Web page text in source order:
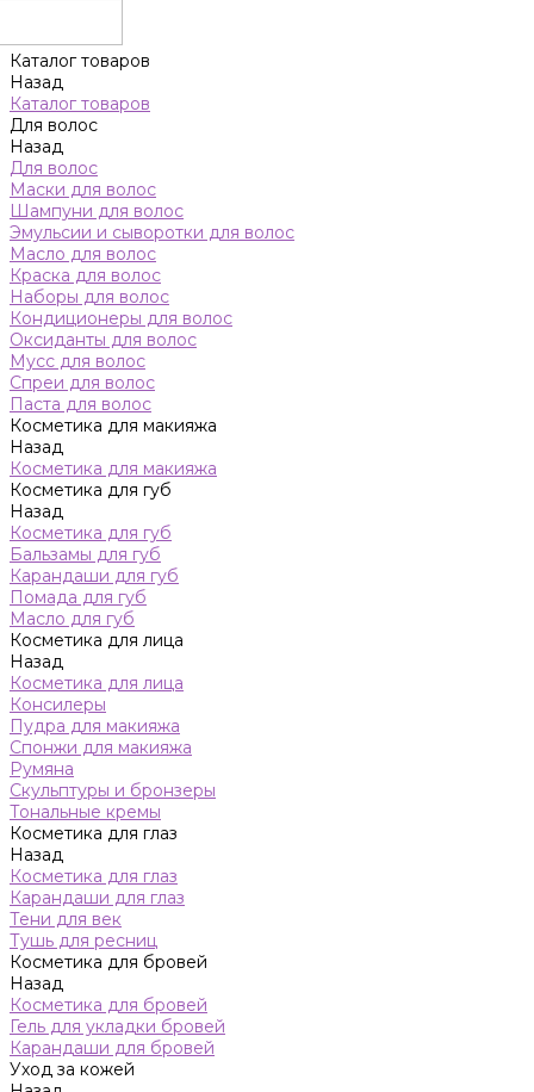
Каталог товаров
Назад
Каталог товаров
Для волос
Назад
Для волос
Маски для волос
Шампуни для волос
Эмульсии и сыворотки для волос
Масло для волос
Краска для волос
Наборы для волос
Кондиционеры для волос
Оксиданты для волос
Мусс для волос
Спреи для волос
Паста для волос
Косметика для макияжа
Назад
Косметика для макияжа
Косметика для губ
Назад
Косметика для губ
Бальзамы для губ
Карандаши для губ
Помада для губ
Масло для губ
Косметика для лица
Назад
Косметика для лица
Консилеры
Пудра для макияжа
Спонжи для макияжа
Румяна
Скульптуры и бронзеры
Тональные кремы
Косметика для глаз
Назад
Косметика для глаз
Карандаши для глаз
Тени для век
Тушь для ресниц
Косметика для бровей
Назад
Косметика для бровей
Гель для укладки бровей
Карандаши для бровей
Уход за кожей